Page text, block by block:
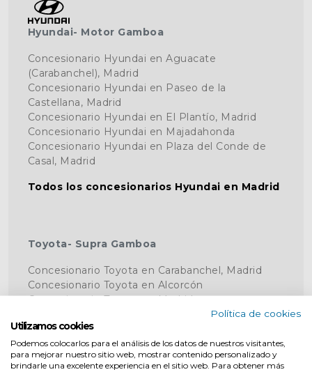
Hyundai- Motor Gamboa
Concesionario Hyundai en Aguacate
(Carabanchel), Madrid
Concesionario Hyundai en Paseo de la
Castellana, Madrid
Concesionario Hyundai en El Plantío, Madrid
Concesionario Hyundai en Majadahonda
Concesionario Hyundai en Plaza del Conde de
Casal, Madrid
Todos los concesionarios Hyundai en Madrid
Toyota- Supra Gamboa
Concesionario Toyota en Carabanchel, Madrid
Concesionario Toyota en Alcorcón
Concesionario Toyota en Madrid
Concesionario Toyota en Abascal
Concesionario Toyota en Móstoles
Todos los concesionarios Toyota en Madrid
Política de cookies
Utilizamos cookies
Podemos colocarlos para el análisis de los datos de nuestros visitantes,
para mejorar nuestro sitio web, mostrar contenido personalizado y
brindarle una excelente experiencia en el sitio web. Para obtener más